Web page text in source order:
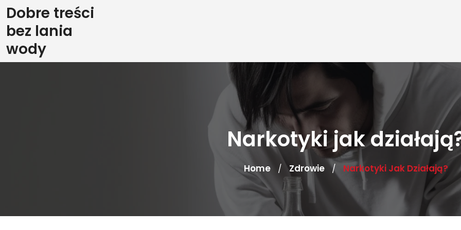
Skip
to
content
Dobre treści
bez lania
wody
Narkotyki jak
Home / Zdrowie / Narkotyki Jak Działają?